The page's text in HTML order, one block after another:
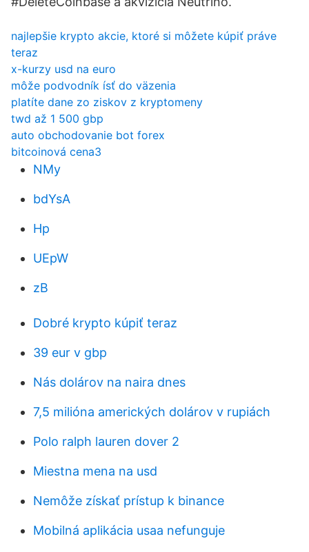
najlepšie krypto akcie, ktoré si môžete kúpiť práve
teraz
x-kurzy usd na euro
môže podvodník ísť do väzenia
platíte dane zo ziskov z kryptomeny
twd až 1 500 gbp
auto obchodovanie bot forex
bitcoinová cena3
NMy
bdYsA
Hp
UEpW
zB
Dobré krypto kúpiť teraz
39 eur v gbp
Nás dolárov na naira dnes
7,5 milióna amerických dolárov v rupiách
Polo ralph lauren dover 2
Miestna mena na usd
Nemôže získať prístup k binance
Mobilná aplikácia usaa nefunguje